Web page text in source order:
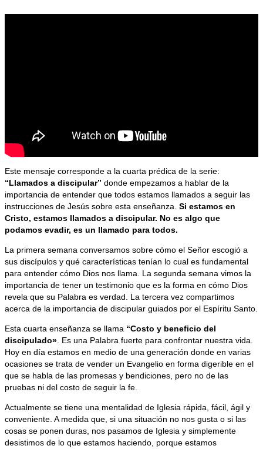
Este mensaje corresponde a la cuarta prédica de la serie:
“Llamados a discipular” donde empezamos a hablar de la
importancia de entender que todos estamos llamados a seguir las
instrucciones de Jesús sobre esta enseñanza. Si estamos en
Cristo, estamos llamados a discipular. No es algo que
podamos evadir, es un llamado para todos.
La primera semana conversamos sobre cómo el Señor escogió a
sus discípulos y qué características tenían lo cual es fundamental
para entender cómo Dios nos llama. La segunda semana vimos la
importancia de tener un testimonio que es la forma en cómo Dios
revela que su Palabra es verdad. La tercera vez compartimos
acerca de la importancia de discipular guiados por el Espíritu Santo.
Esta cuarta enseñanza se llama “Costo y beneficio del
discipulado». Es una Palabra fuerte para confrontar nuestra vida.
Hoy en día estamos en medio de una generación donde en varias
ocasiones se trata de vender un Evangelio en forma digerible en el
que se habla de las promesas y bendiciones, pero no de las
pruebas ni del costo de seguir la fe.
Actualmente se tiene una mentalidad de Iglesia rápida, fácil, ágil y
conveniente. A medida que, si una situación no nos gusta o si las
cosas se ponen duras, nos pasamos de Iglesia y simplemente
desistimos de lo que estamos haciendo, porque estamos